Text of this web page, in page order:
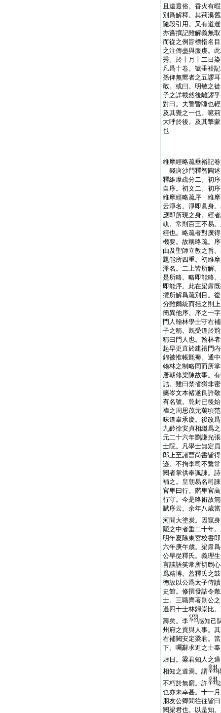
且遠囂俗。香火有
別爲解釋。其荊溪
隨段引用。又有道
亦嘗撰記雖解義無
而從之例皆標指名
之注傳盡與服虔。
秀。於十月十二日
凡爲十卷。號垂裕
孫俾無嚮者之五謬
敢。或曰。明敏之
子之詳載然後離謬
對曰。夫警昏睡也
及其覺之一也。噫
大呼於後。及其撃
也
維摩經略疏垂裕記
錢唐沙門釋智圓
釋維摩疏分二。初
自序。初文二。初
維摩經略疏序 維摩
云淨名。淨即眞身
應即所現之身。經
軌。常則百王不易
經也。略疏者對廣
機要。故稱略疏。
由及聖師立教之旨
題能所四重。初維
淨名。二上皆所解
是所略。略即能略
即能序。此在梁肅
攬所解爲疏別目。
分雖爾統而括之則
簡異他序。序之一
門人翰林學士守右
子之稱。既受道於
稱曰門人也。翰林
起早更直於建禮門
錦被惟帳氈褥。通
翰林之制略同而所
唐朝修梁陳故事。
詰。雖曰禁省猶非
藥岑文本褚遂良許
有名號。乾封已後
禕之周思茂元萬頃
味道韋承慶。後改
九齡徐安貞相繼爲
元二十六年劉謙光
士院。凡學士無定
郎上至諸曹尚書皆
迹。不拘李司不繋
闕者掌供奉諷諫。
補之。皇朝易名司
官卑曰行。階卑官
行守。今是略銜故
賦序云。余年八歳
河間大塗炭。因竄
阨之中者垂二十年
明年夏除東宮校書
六年庚午歳。梁肅
公早從釋氏。義理
言談語笑常所切劘
爲精博。蓋釋氏之
徳故以公爲太子侍
史館。修撰發詰令
士。三職齊著則公
過四十士林歸崇比
壽矣。李
感知己
州府之貢與人事。
右補闕安定梁君。
下。囑辭求進之士
虚日。梁君知人之
相知之道焉。謂
不朽於無窮。許
也亦未幸甚。十一
朋友公卿間往往皆
闕梁君也。以是知